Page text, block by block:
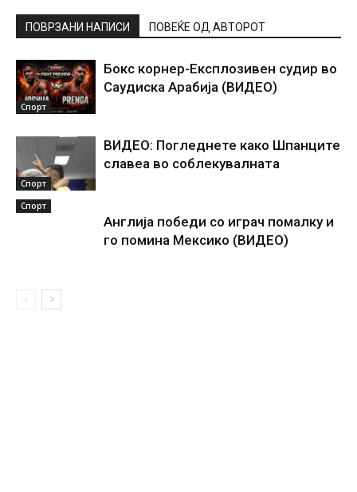
ПОВРЗАНИ НАПИСИ ПОВЕЌЕ ОД АВТОРОТ
Спорт
Бокс корнер-Експлозивен судир во
Саудиска Арабија (ВИДЕО)
Спорт
ВИДЕО: Погледнете како Шпанците
славеа во соблекувалната
Спорт
Англија победи со играч помалку и
го помина Мексико (ВИДЕО)